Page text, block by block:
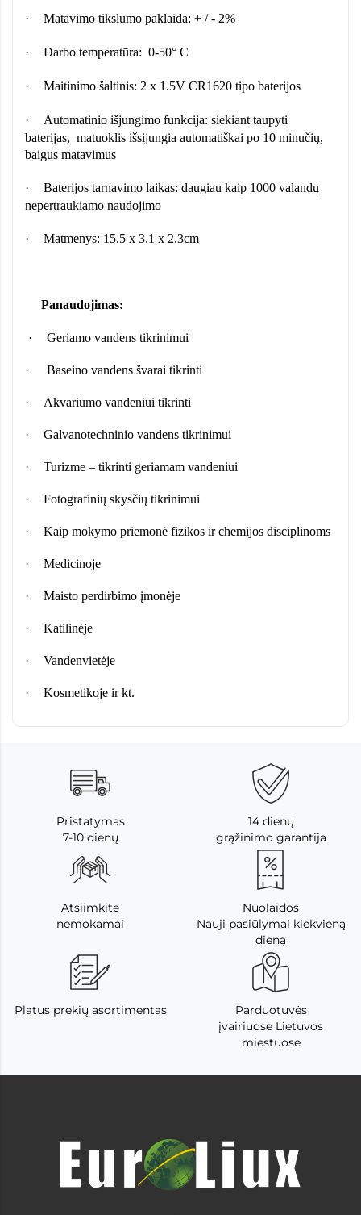
· Matavimo tikslumo paklaida: + / - 2%
· Darbo temperatūra: 0-50° C
· Maitinimo šaltinis: 2 x 1.5V CR1620 tipo baterijos
·
Automatinio išjungimo funkcija: siekiant taupyti
baterijas, matuoklis išsijungia automatiškai po 10 minučių,
baigus matavimus
·
Baterijos tarnavimo laikas: daugiau kaip 1000 valandų
nepertraukiamo naudojimo
· Matmenys: 15.5 x 3.1 x 2.3cm
Panaudojimas:
· Geriamo vandens tikrinimui
· Baseino vandens švarai tikrinti
· Akvariumo vandeniui tikrinti
· Galvanotechninio vandens tikrinimui
· Turizme – tikrinti geriamam vandeniui
· Fotografinių skysčių tikrinimui
· Kaip mokymo priemonė fizikos ir chemijos disciplinoms
· Medicinoje
· Maisto perdirbimo įmonėje
· Katilinėje
· Vandenvietėje
· Kosmetikoje ir kt.
Pristatymas
7-10 dienų
14 dienų
grąžinimo garantija
Atsiimkite
nemokamai
Nuolaidos
Nauji pasiūlymai kiekvieną
dieną
Platus prekių asortimentas
Parduotuvės
įvairiuose Lietuvos
miestuose